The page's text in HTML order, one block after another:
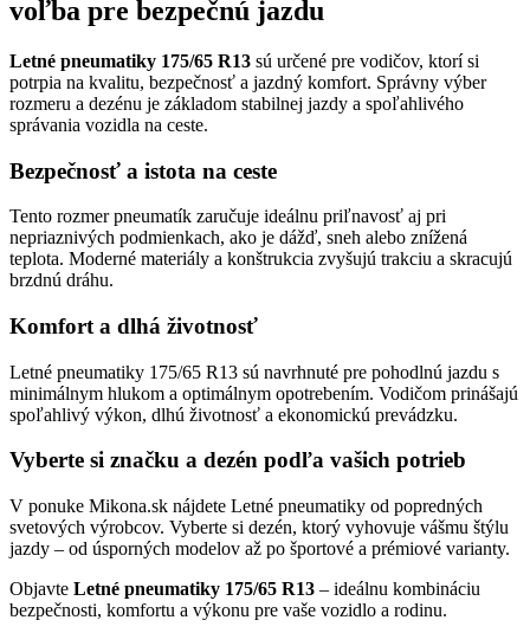
voľba pre bezpečnú jazdu
Letné pneumatiky 175/65 R13 sú určené pre vodičov, ktorí si
potrpia na kvalitu, bezpečnosť a jazdný komfort. Správny výber
rozmeru a dezénu je základom stabilnej jazdy a spoľahlivého
správania vozidla na ceste.
Bezpečnosť a istota na ceste
Tento rozmer pneumatík zaručuje ideálnu priľnavosť aj pri
nepriaznivých podmienkach, ako je dážď, sneh alebo znížená
teplota. Moderné materiály a konštrukcia zvyšujú trakciu a skracujú
brzdnú dráhu.
Komfort a dlhá životnosť
Letné pneumatiky 175/65 R13 sú navrhnuté pre pohodlnú jazdu s
minimálnym hlukom a optimálnym opotrebením. Vodičom prinášajú
spoľahlivý výkon, dlhú životnosť a ekonomickú prevádzku.
Vyberte si značku a dezén podľa vašich potrieb
V ponuke Mikona.sk nájdete Letné pneumatiky od popredných
svetových výrobcov. Vyberte si dezén, ktorý vyhovuje vášmu štýlu
jazdy – od úsporných modelov až po športové a prémiové varianty.
Objavte Letné pneumatiky 175/65 R13 – ideálnu kombináciu
bezpečnosti, komfortu a výkonu pre vaše vozidlo a rodinu.